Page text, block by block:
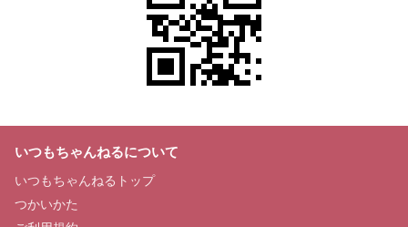
いつもちゃんねるについて
いつもちゃんねるトップ
つかいかた